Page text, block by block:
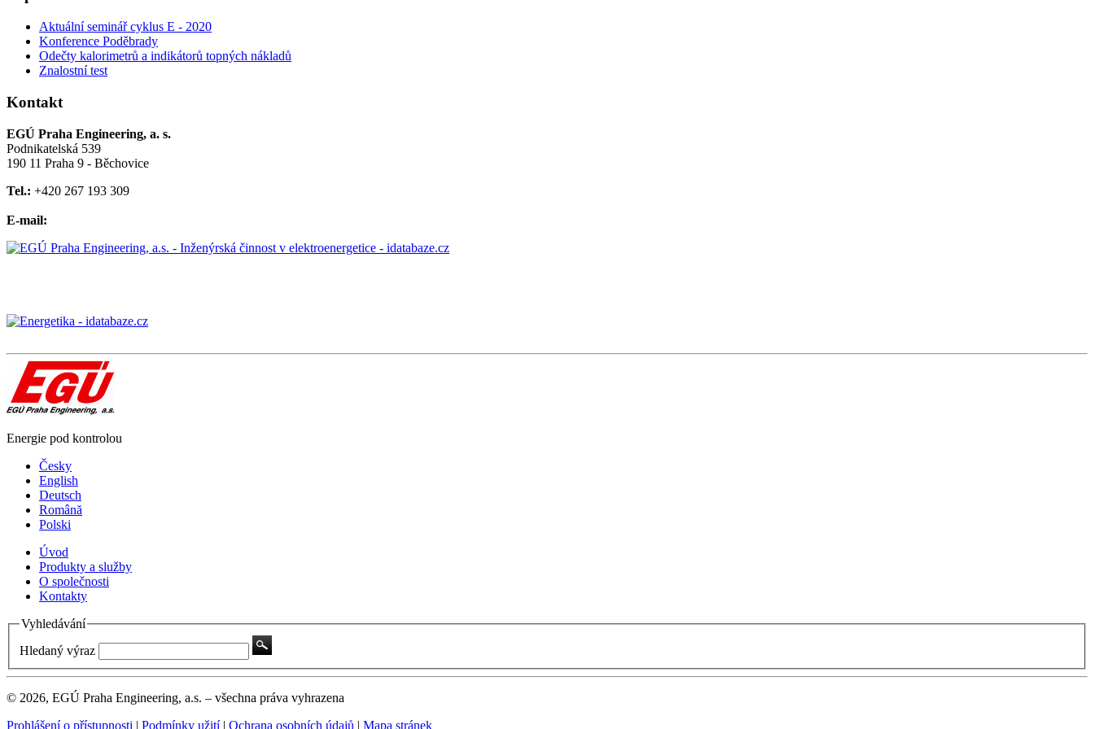
Aktuální seminář cyklus E - 2020
Konference Poděbrady
Odečty kalorimetrů a indikátorů topných nákladů
Znalostní test
Kontakt
EGÚ Praha Engineering, a. s.
Podnikatelská 539
190 11 Praha 9 - Běchovice
Tel.: +420 267 193 309
E-mail:
Energie pod kontrolou
Česky
English
Deutsch
Română
Polski
Úvod
Produkty a služby
O společnosti
Kontakty
Vyhledávání
Hledaný výraz
© 2026, EGÚ Praha Engineering, a.s. – všechna práva vyhrazena
Prohlášení o přístupnosti | Podmínky užití| Ochrana osobních údajů | Mapa stránek